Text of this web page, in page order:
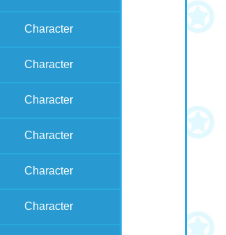
Character
Character
Character
Character
Character
Character